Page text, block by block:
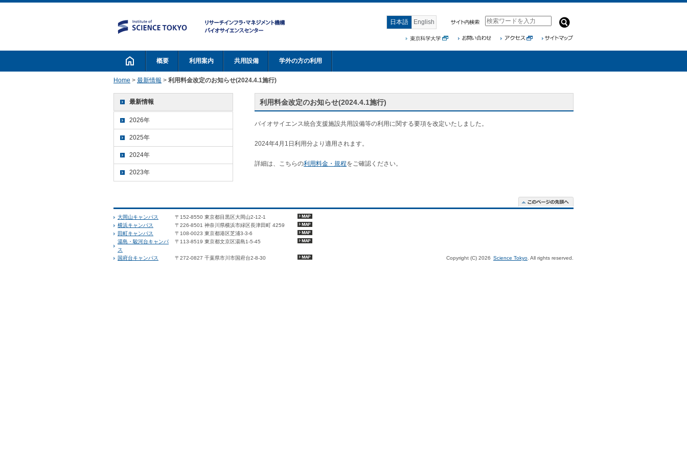
日本語 English
概要 利用案内 共用設備 学外の方の利用
Home > 最新情報 > 利用料金改定のお知らせ(2024.4.1施行)
利用料金改定のお知らせ(2024.4.1施行)
バイオサイエンス統合支援施設共用設備等の利用に関する要項を改定いたしました。
2024年4月1日利用分より適用されます。
詳細は、こちらの利用料金・規程をご確認ください。
最新情報
2026年
2025年
2024年
2023年
大岡山キャンパス
〒152-8550 東京都目黒区大岡山2-12-1
横浜キャンパス
〒226-8501 神奈川県横浜市緑区長津田町 4259
田町キャンパス
〒108-0023 東京都港区芝浦3-3-6
湯島・駿河台キャンパ
ス
〒113-8519 東京都文京区湯島1-5-45
国府台キャンパス 〒272-0827 千葉県市川市国府台2-8-30 Copyright (C) 2026 Science Tokyo . All rights reserved.